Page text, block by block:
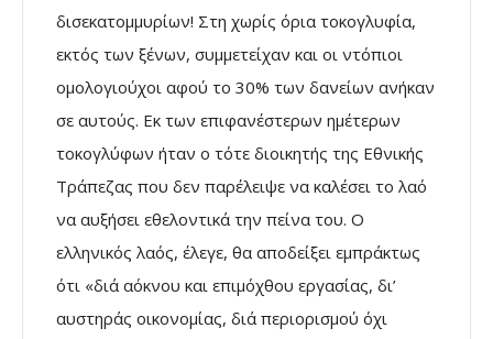
δισεκατοµµυρίων! Στη χωρίς όρια τοκογλυφία,
εκτός των ξένων, συµµετείχαν και οι ντόπιοι
οµολογιούχοι αφού το 30% των δανείων ανήκαν
σε αυτούς. Εκ των επιφανέστερων ηµέτερων
τοκογλύφων ήταν ο τότε διοικητής της Εθνικής
Τράπεζας που δεν παρέλειψε να καλέσει το λαό
να αυξήσει εθελοντικά την πείνα του. Ο
ελληνικός λαός, έλεγε, θα αποδείξει εµπράκτως
ότι «διά αόκνου και επιµόχθου εργασίας, δι’
αυστηράς οικονοµίας, διά περιορισµού όχι